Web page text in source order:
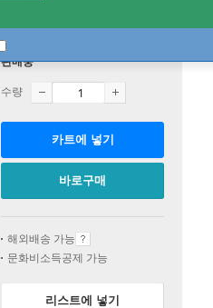
판매중
수량
카트에 넣기
바로구매
해외배송 가능
문화비소득공제 가능
리스트에 넣기